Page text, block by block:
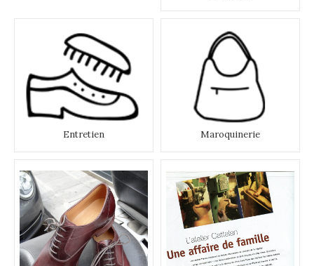
Entretien Maroquinerie